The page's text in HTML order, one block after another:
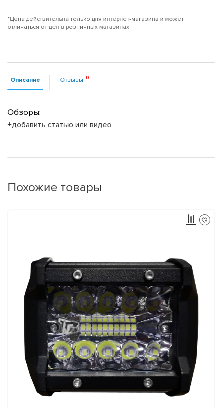
*Цена действительна только для интернет-магазина и может
отличаться от цен в розничных магазинах
Описание Отзывы
Обзоры:
+добавить статью или видео
Похожие товары